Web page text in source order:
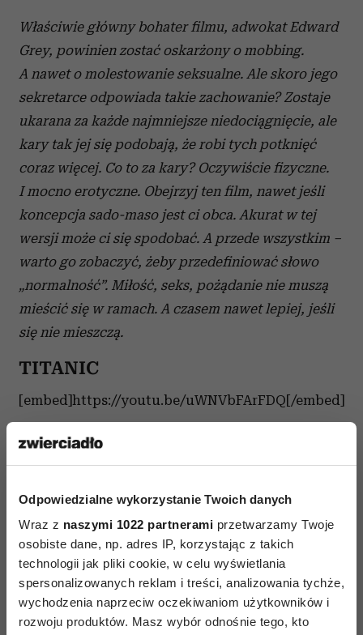
Odpowiedzialne wykorzystanie Twoich danych
Wraz z naszymi 1022 partnerami przetwarzamy Twoje
osobiste dane, np. adres IP, korzystając z takich
technologii jak pliki cookie, w celu wyświetlania
spersonalizowanych reklam i treści, analizowania tychże,
wychodzenia naprzeciw oczekiwaniom użytkowników i
rozwoju produktów. Masz wybór odnośnie tego, kto
Właściwie główny bohater filmu, adwokat Edward
Grey, powinien zostać oskarżony o mobbing.
A nawet o molestowanie seksualne. Ale skoro jego
sekretarce odpowiada takie zachowanie? Zostaje
ukarana za każde najmniejsze niedociągnięcie, ale
kary tak jej się podobają, że robi tych potknięć
coraz więcej. Co to za kary? Oczywiście fizyczne.
I mocno erotyczne. Obejrzyj ten film, nawet jeśli
koncepcja sado-maso jest ci obca. Akurat w tej
wersji może ci się spodobać. A przede wszystkim –
warto go zobaczyć, żeby przedefiniować słowo
„normalność”. Miłość, seks, pożądanie nie muszą
mieścić się w ramach. A czasem nawet lepiej, jeśli
się nie mieszczą.
TITANIC
[embed]https://youtu.be/uWNVbFArFDQ[/embed]
Pamiętasz tę scenę, gdy Rose i Jack znajdują na
domyślać, co oni tam robią. Za seks w miejscu
publicznym grozi mandat, ale we własnym garażu
nikt was nie przyłapie. Efekt? Kary nie będzie,
a może być nagroda w postaci niezwykłych
doznań.